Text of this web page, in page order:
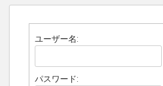
ユーザー名:
パスワード: